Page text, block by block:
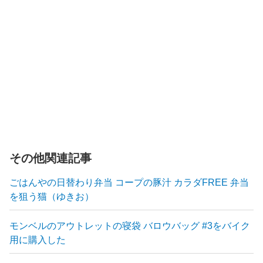
その他関連記事
ごはんやの日替わり弁当 コープの豚汁 カラダFREE 弁当
を狙う猫（ゆきお）
モンベルのアウトレットの寝袋 バロウバッグ #3をバイク
用に購入した